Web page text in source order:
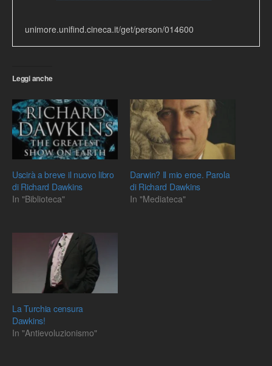
unimore.unifind.cineca.it/get/person/014600
Leggi anche
Uscirà a breve il nuovo libro
di Richard Dawkins
In "Biblioteca"
Darwin? Il mio eroe. Parola
di Richard Dawkins
In "Mediateca"
La Turchia censura
Dawkins!
In "Antievoluzionismo"